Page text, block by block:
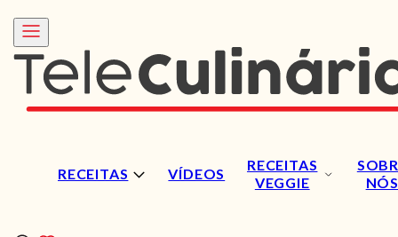
RECEITAS VÍDEOS
RECEITAS
VEGGIE
NÓS